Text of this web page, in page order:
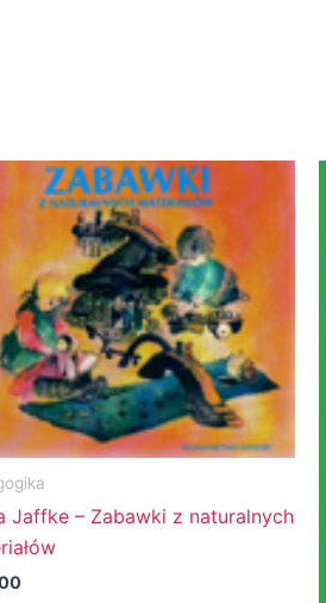
Jaffke – Zabawki z naturalnych